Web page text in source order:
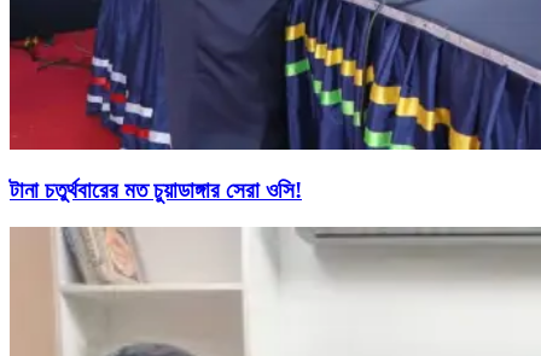
টানা চতুর্থবারের মত চুয়াডাঙ্গার সেরা ওসি!